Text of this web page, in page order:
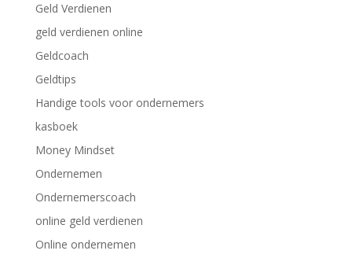
Geld Verdienen
geld verdienen online
Geldcoach
Geldtips
Handige tools voor ondernemers
kasboek
Money Mindset
Ondernemen
Ondernemerscoach
online geld verdienen
Online ondernemen